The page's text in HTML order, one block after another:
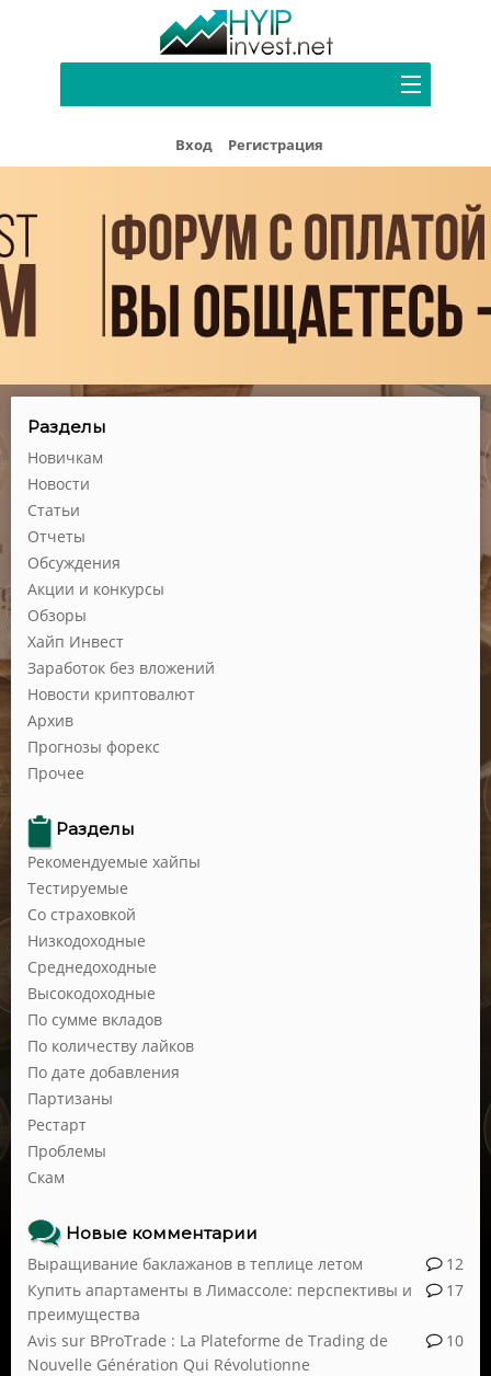
Рефбек
Реклама
Вход Регистрация
Разделы
Новичкам
Новости
Статьи
Отчеты
Обсуждения
Акции и конкурсы
Обзоры
Хайп Инвест
Заработок без вложений
Новости криптовалют
Архив
Прогнозы форекс
Прочее
Разделы
Рекомендуемые хайпы
Тестируемые
Со страховкой
Низкодоходные
Среднедоходные
Высокодоходные
По сумме вкладов
По количеству лайков
По дате добавления
Партизаны
Рестарт
Проблемы
Скам
Новые комментарии
12
Выращивание баклажанов в теплице летом
17
Купить апартаменты в Лимассоле: перспективы и
преимущества
10
Avis sur BProTrade : La Plateforme de Trading de
Nouvelle Génération Qui Révolutionne